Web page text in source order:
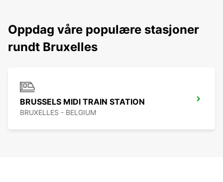
Oppdag våre populære stasjoner
rundt Bruxelles
BRUSSELS MIDI TRAIN STATION
BRUXELLES - BELGIUM